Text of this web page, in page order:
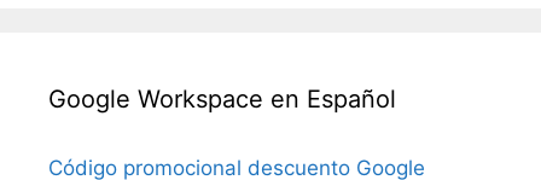
Google Workspace en Español
Código promocional descuento Google